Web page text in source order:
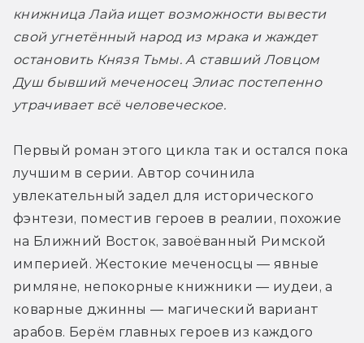
книжница Лайа ищет возможности вывести
свой угнетённый народ из мрака и жаждет
остановить Князя Тьмы. А ставший Ловцом
Душ бывший меченосец Элиас постепенно
утрачивает всё человеческое.
Первый роман этого цикла так и остался пока
лучшим в серии. Автор сочинила
увлекательный задел для исторического
фэнтези, поместив героев в реалии, похожие
на Ближний Восток, завоёванный Римской
империей. Жестокие меченосцы — явные
римляне, непокорные книжники — иудеи, а
коварные джинны — магический вариант
арабов. Берём главных героев из каждого